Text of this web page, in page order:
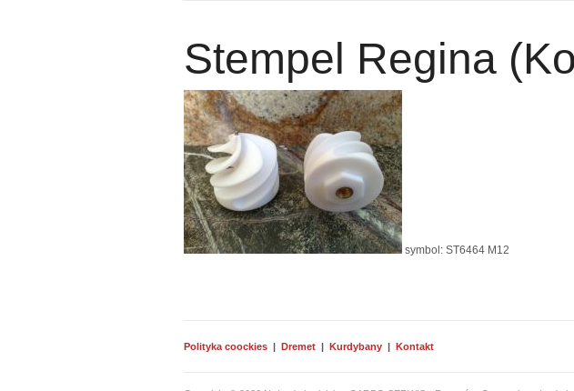
Stempel Regina
symbol: ST6464 M12
Polityka coockies | Dremet | Kurdybany | Kontakt